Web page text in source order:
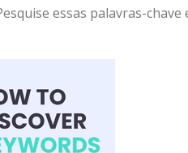
essas palavras-